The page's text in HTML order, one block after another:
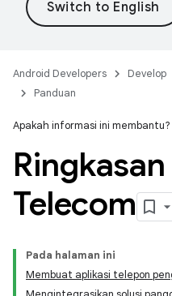
Android Developers Develop
Panduan
Apakah informasi ini membantu?
Telecom
Pada halaman ini
Membuat aplikasi telepon